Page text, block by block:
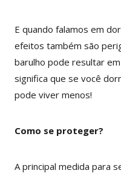
E quando falamos em
efeitos também são
barulho pode resultar
significa que se você
pode viver menos!
Como se proteger?
A principal medida para